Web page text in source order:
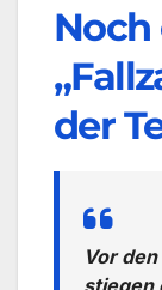
Noch
der
Vor